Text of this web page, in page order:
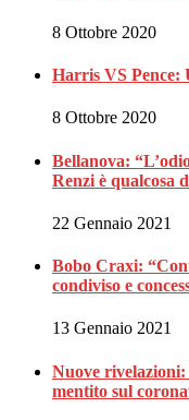
8 Ottobre 2020
Harris VS Pence:
8 Ottobre 2020
Bellanova:
Renzi è qualcosa
22 Gennaio 2021
Bobo Craxi:
condiviso e
13 Gennaio 2021
Nuove rivelazioni:
mentito sul